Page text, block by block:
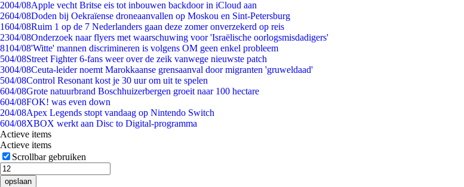
2004/08Apple vecht Britse eis tot inbouwen backdoor in iCloud aan
2604/08Doden bij Oekraïense droneaanvallen op Moskou en Sint-Petersburg
1604/08Ruim 1 op de 7 Nederlanders gaan deze zomer onverzekerd op reis
2304/08Onderzoek naar flyers met waarschuwing voor 'Israëlische oorlogsmisdadigers'
8104/08'Witte' mannen discrimineren is volgens OM geen enkel probleem
504/08Street Fighter 6-fans weer over de zeik vanwege nieuwste patch
3004/08Ceuta-leider noemt Marokkaanse grensaanval door migranten 'gruweldaad'
504/08Control Resonant kost je 30 uur om uit te spelen
604/08Grote natuurbrand Boschhuizerbergen groeit naar 100 hectare
604/08FOK! was even down
204/08Apex Legends stopt vandaag op Nintendo Switch
604/08XBOX werkt aan Disc to Digital-programma
Actieve items
Actieve items
Scrollbar gebruiken
opslaan